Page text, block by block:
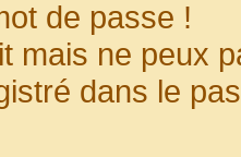
de passe !
mais ne peux
dans le